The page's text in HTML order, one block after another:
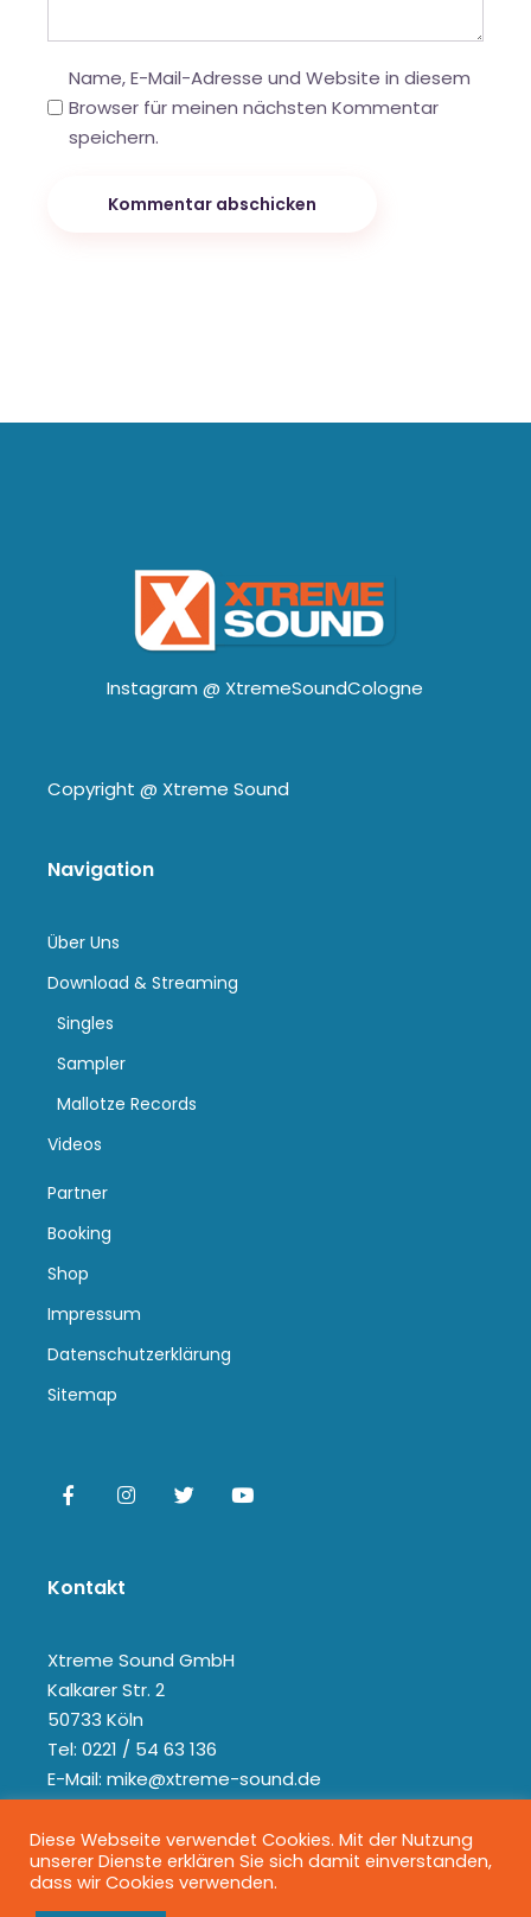
Name, E-Mail-Adresse und Website in diesem
Browser für meinen nächsten Kommentar
speichern.
Kommentar abschicken
Instagram @ XtremeSoundCologne
Copyright @ Xtreme Sound
Navigation
Über Uns
Download & Streaming
Singles
Sampler
Mallotze Records
Videos
Partner
Booking
Shop
Impressum
Datenschutzerklärung
Sitemap
Kontakt
Xtreme Sound GmbH
Kalkarer Str. 2
50733 Köln
Tel: 0221 / 54 63 136
E-Mail: mike@xtreme-sound.de
Diese Webseite verwendet Cookies. Mit der Nutzung
unserer Dienste erklären Sie sich damit einverstanden,
dass wir Cookies verwenden.